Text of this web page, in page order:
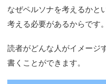
なぜペルソナを考えるかと
考える必要があるからです。
読者がどんな人がイメージ
書くことができます。